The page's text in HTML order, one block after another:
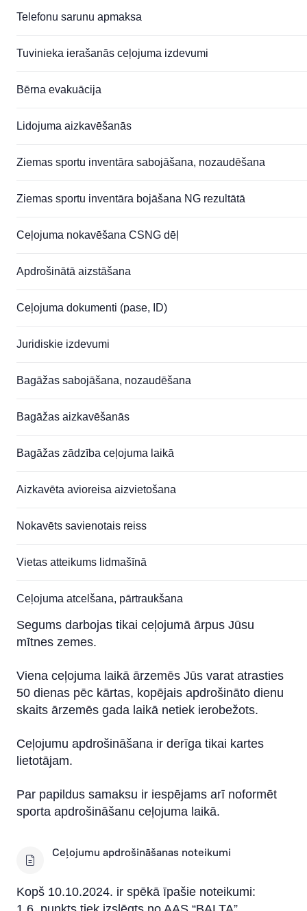
Telefonu sarunu apmaksa
Tuvinieka ierašanās ceļojuma izdevumi
Bērna evakuācija
Lidojuma aizkavēšanās
Ziemas sportu inventāra sabojāšana, nozaudēšana
Ziemas sportu inventāra bojāšana NG rezultātā
Ceļojuma nokavēšana CSNG dēļ
Apdrošinātā aizstāšana
Ceļojuma dokumenti (pase, ID)
Juridiskie izdevumi
Bagāžas sabojāšana, nozaudēšana
Bagāžas aizkavēšanās
Bagāžas zādzība ceļojuma laikā
Aizkavēta avioreisa aizvietošana
Nokavēts savienotais reiss
Vietas atteikums lidmašīnā
Ceļojuma atcelšana, pārtraukšana
Segums darbojas tikai ceļojumā ārpus Jūsu
mītnes zemes.
Viena ceļojuma laikā ārzemēs Jūs varat atrasties
50 dienas pēc kārtas, kopējais apdrošināto dienu
skaits ārzemēs gada laikā netiek ierobežots.
Ceļojumu apdrošināšana ir derīga tikai kartes
lietotājam.
Par papildus samaksu ir iespējams arī noformēt
sporta apdrošināšanu ceļojuma laikā.
Ceļojumu apdrošināšanas noteikumi
Kopš 10.10.2024. ir spēkā īpašie noteikumi: